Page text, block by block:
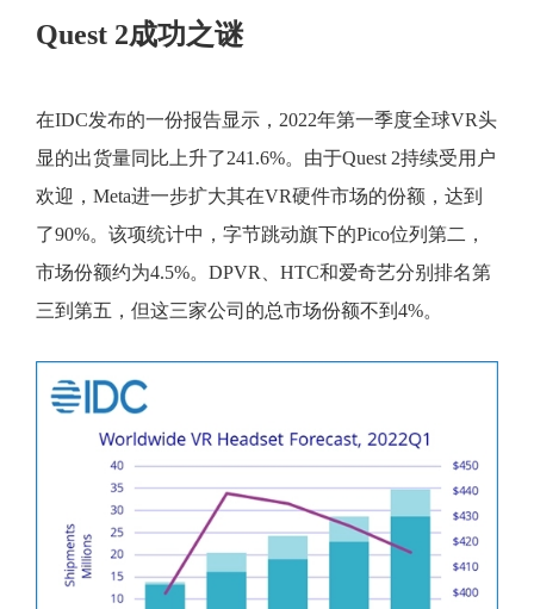
Quest 2成功之谜
在IDC发布的一份报告显示，2022年第一季度全球VR头
显的出货量同比上升了241.6%。由于Quest 2持续受用户
欢迎，Meta进一步扩大其在VR硬件市场的份额，达到
了90%。该项统计中，字节跳动旗下的Pico位列第二，
市场份额约为4.5%。DPVR、HTC和爱奇艺分别排名第
三到第五，但这三家公司的总市场份额不到4%。